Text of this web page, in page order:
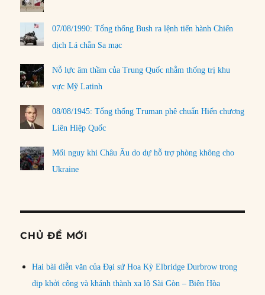
07/08/1990: Tổng thống Bush ra lệnh tiến hành Chiến
dịch Lá chắn Sa mạc
Nỗ lực âm thầm của Trung Quốc nhằm thống trị khu
vực Mỹ Latinh
08/08/1945: Tổng thống Truman phê chuẩn Hiến chương
Liên Hiệp Quốc
Mối nguy khi Châu Âu do dự hỗ trợ phòng không cho
Ukraine
CHỦ ĐỀ MỚI
Hai bài diễn văn của Đại sứ Hoa Kỳ Elbridge Durbrow trong
dịp khởi công và khánh thành xa lộ Sài Gòn – Biên Hòa